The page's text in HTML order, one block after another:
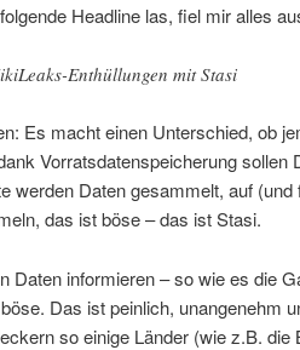
folgende Headline las, fiel mir alles
Enthüllungen mit Stasi
Es macht einen Unterschied, ob
Vorratsdatenspeicherung sollen
werden Daten gesammelt, auf
das ist böse – das ist Stasi.
Daten informieren – so wie es die
Das ist peinlich, unangenehm
so einige Länder (wie z.B. die